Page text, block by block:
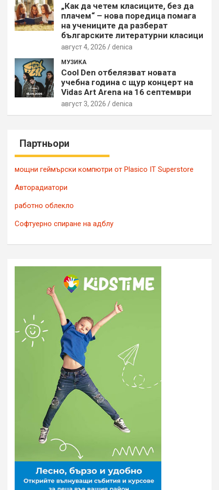
„Как да четем класиците, без да
плачем“ – нова поредица помага
на учениците да разберат
българските литературни класици
август 4, 2026 denica
МУЗИКА
Cool Den отбелязват новата
учебна година с щур концерт на
Vidas Art Arena на 16 септември
август 3, 2026 denica
Партньори
мощни геймърски компютри от Plasico IT Superstore
Авторадиатори
работно облекло
Софтуерно спиране на адблу